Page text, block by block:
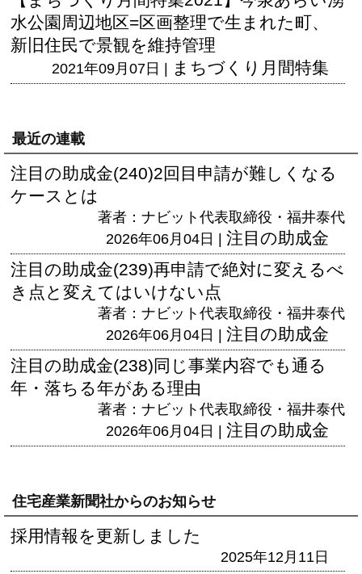
水公園周辺地区=区画整理で生まれた町、
新旧住民で景観を維持管理
2021年09月07日 | まちづくり月間特集
最近の連載
注目の助成金(240)2回目申請が難しくなる
ケースとは
著者：ナビット代表取締役・福井泰代
2026年06月04日 | 注目の助成金
注目の助成金(239)再申請で絶対に変えるべ
き点と変えてはいけない点
著者：ナビット代表取締役・福井泰代
2026年06月04日 | 注目の助成金
注目の助成金(238)同じ事業内容でも通る
年・落ちる年がある理由
著者：ナビット代表取締役・福井泰代
2026年06月04日 | 注目の助成金
住宅産業新聞社からのお知らせ
採用情報を更新しました
2025年12月11日